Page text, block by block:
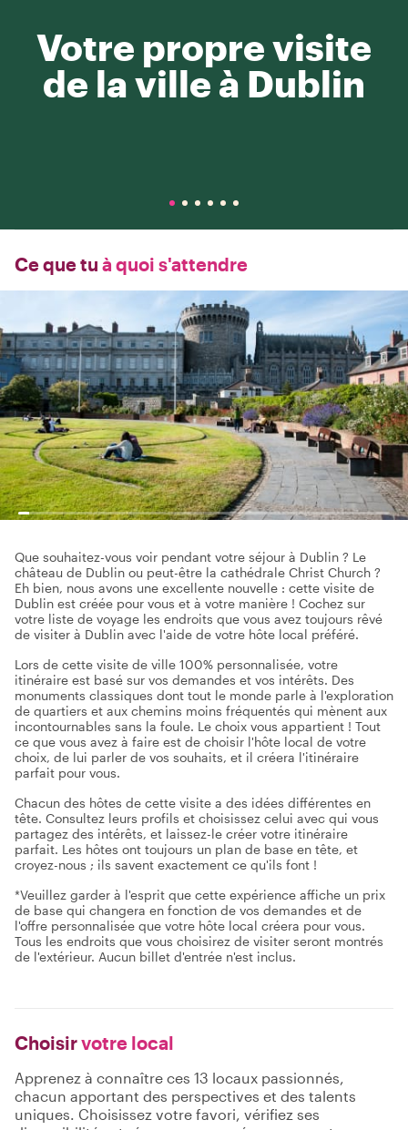
Votre propre visite
de la ville à Dublin
Ce que tu à quoi s'attendre
Que souhaitez-vous voir pendant votre séjour à Dublin ? Le
château de Dublin ou peut-être la cathédrale Christ Church ?
Eh bien, nous avons une excellente nouvelle : cette visite de
Dublin est créée pour vous et à votre manière ! Cochez sur
votre liste de voyage les endroits que vous avez toujours rêvé
de visiter à Dublin avec l'aide de votre hôte local préféré.
Lors de cette visite de ville 100% personnalisée, votre
itinéraire est basé sur vos demandes et vos intérêts. Des
monuments classiques dont tout le monde parle à l'exploration
de quartiers et aux chemins moins fréquentés qui mènent aux
incontournables sans la foule. Le choix vous appartient ! Tout
ce que vous avez à faire est de choisir l'hôte local de votre
choix, de lui parler de vos souhaits, et il créera l'itinéraire
parfait pour vous.
Chacun des hôtes de cette visite a des idées différentes en
tête. Consultez leurs profils et choisissez celui avec qui vous
partagez des intérêts, et laissez-le créer votre itinéraire
parfait. Les hôtes ont toujours un plan de base en tête, et
croyez-nous ; ils savent exactement ce qu'ils font !
*Veuillez garder à l'esprit que cette expérience affiche un prix
de base qui changera en fonction de vos demandes et de
l'offre personnalisée que votre hôte local créera pour vous.
Tous les endroits que vous choisirez de visiter seront montrés
de l'extérieur. Aucun billet d'entrée n'est inclus.
Choisirvotre local
Apprenez à connaître ces 13 locaux passionnés,
chacun apportant des perspectives et des talents
uniques. Choisissez votre favori, vérifiez ses